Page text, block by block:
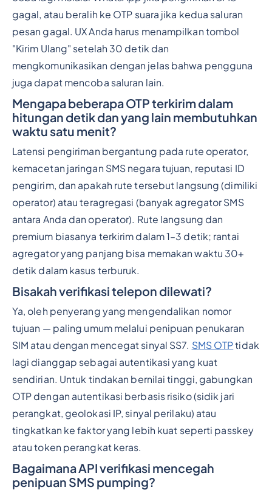
gagal, atau beralih ke OTP suara jika kedua saluran
pesan gagal. UX Anda harus menampilkan tombol
"Kirim Ulang" setelah 30 detik dan
mengkomunikasikan dengan jelas bahwa pengguna
juga dapat mencoba saluran lain.
Mengapa beberapa OTP terkirim dalam
hitungan detik dan yang lain membutuhkan
waktu satu menit?
Latensi pengiriman bergantung pada rute operator,
kemacetan jaringan SMS negara tujuan, reputasi ID
pengirim, dan apakah rute tersebut langsung (dimiliki
operator) atau teragregasi (banyak agregator SMS
antara Anda dan operator). Rute langsung dan
premium biasanya terkirim dalam 1–3 detik; rantai
agregator yang panjang bisa memakan waktu 30+
detik dalam kasus terburuk.
Bisakah verifikasi telepon dilewati?
Ya, oleh penyerang yang mengendalikan nomor
tujuan — paling umum melalui penipuan penukaran
SIM atau dengan mencegat sinyal SS7. SMS OTPtidak
lagi dianggap sebagai autentikasi yang kuat
sendirian. Untuk tindakan bernilai tinggi, gabungkan
OTP dengan autentikasi berbasis risiko (sidik jari
perangkat, geolokasi IP, sinyal perilaku) atau
tingkatkan ke faktor yang lebih kuat seperti passkey
atau token perangkat keras.
Bagaimana API verifikasi mencegah
penipuan SMS pumping?